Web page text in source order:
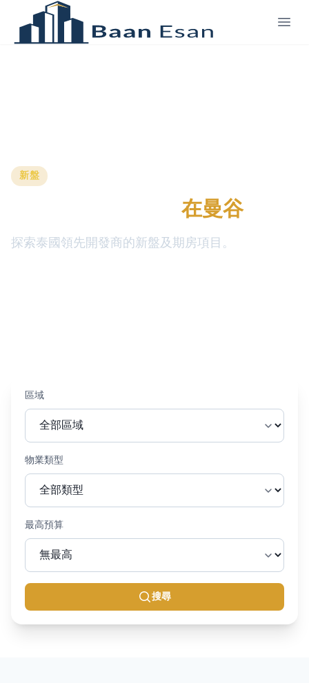
新盤
在曼谷
探索泰國領先開發商的新盤及期房項目。
區域
物業類型
最高預算
搜尋